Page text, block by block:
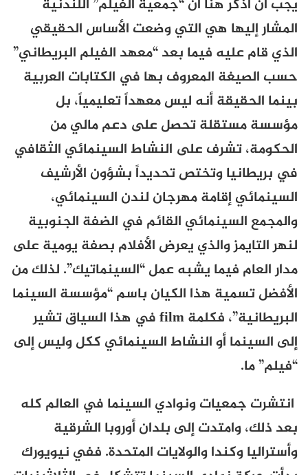
يجب أن أذكر هنا أن “جمعية الفيلم” اللندنية
المشار إليها هي التي وضعت الأساس الحقيقي
الذي قام عليه فيما بعد “معهد الفيلم البريطاني”
حسب الصيغة المعروف بها في الكتابات العربية
بينما الحقيقة أنه ليس معهداً تعليمياً، بل
مؤسسة مستقلة تحصل على دعم مالي من
الحكومة، تشرف على النشاط السينمائي الثقافي
في بريطانيا وتختص تحديداً بشؤون الأرشيف
السينمائي إقامة مهرجان لندن السينمائي،
والمجمع السينمائي القائم في الضفة الجنوبية
لنهر التايمز والذي يعرض الأفلام بصفة يومية على
مدار العام فيما يشبه عمل “السينماتيك”. لذلك من
الأفضل تسمية هذا الكيان باسم “مؤسسة السينما
البريطانية”، فكلمةfilmفي هذا السياق تشير
إلى السينما أو النشاط السينمائي ككل وليس إلى
“فيلم” ما.
انتشرت جمعيات ونوادي السينما في العالم كله
بعد ذلك، وامتدت إلى بلدان أوروبا الشرقية
وأستراليا وكندا والولايات المتحدة. ففي نيويورك